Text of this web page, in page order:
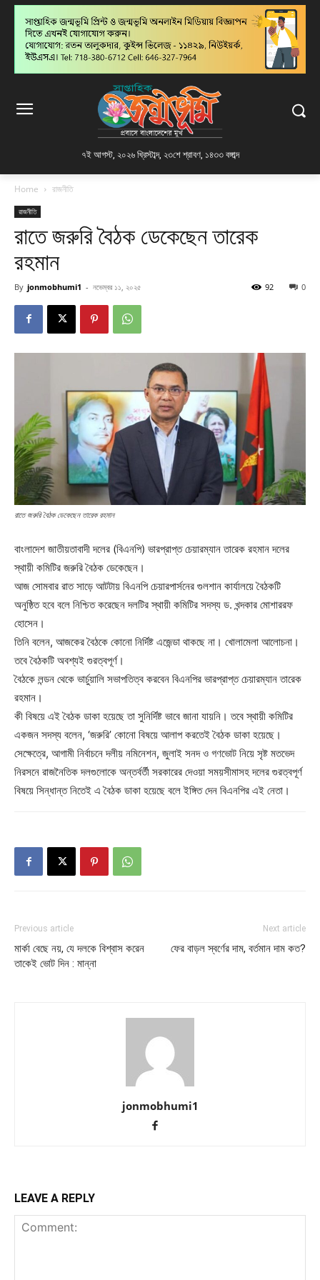
৭ই আগস্ট, ২০২৬ খ্রিস্টাব্দ, ২৩শে শ্রাবণ, ১৪৩৩ বঙ্গাব্দ
Home রাজনীতি
রাজনীতি
রাতে জরুরি বৈঠক ডেকেছেন তারেক
রহমান
By jonmobhumi1 - নভেম্বর ১১, ২০২৫ 0
92
রাতে জরুরি বৈঠক ডেকেছেন তারেক রহমান
বাংলাদেশ জাতীয়তাবাদী দলের (বিএনপি) ভারপ্রাপ্ত চেয়ারম্যান তারেক রহমান দলের
স্থায়ী কমিটির জরুরি বৈঠক ডেকেছেন।
আজ সোমবার রাত সাড়ে আটটায় বিএনপি চেয়ারপার্সনের গুলশান কার্যালয়ে বৈঠকটি
অনুষ্ঠিত হবে বলে নিশ্চিত করেছেন দলটির স্থায়ী কমিটির সদস্য ড. খন্দকার মোশাররফ
হোসেন।
তিনি বলেন, আজকের বৈঠকে কোনো নির্দিষ্ট এজেন্ডা থাকছে না। খোলামেলা আলোচনা।
তবে বৈঠকটি অবশ্যই গুরত্বপূর্ণ।
বৈঠকে লন্ডন থেকে ভার্চুয়ালি সভাপতিত্ব করবেন বিএনপির ভারপ্রাপ্ত চেয়ারম্যান তারেক
রহমান।
কী বিষয়ে এই বৈঠক ডাকা হয়েছে তা সুনির্দিষ্ট ভাবে জানা যায়নি। তবে স্থায়ী কমিটির
একজন সদস্য বলেন, ‘জরুরি’ কোনো বিষয়ে আলাপ করতেই বৈঠক ডাকা হয়েছে।
সেক্ষেত্রে, আগামী নির্বাচনে দলীয় নমিনেশন, জুলাই সনদ ও গণভোট নিয়ে সৃষ্ট মতভেদ
নিরসনে রাজনৈতিক দলগুলোকে অন্তর্বর্তী সরকারের দেওয়া সময়সীমাসহ দলের গুরত্বপূর্ণ
বিষয়ে সিন্ধান্ত নিতেই এ বৈঠক ডাকা হয়েছে বলে ইঙ্গিত দেন বিএনপির এই নেতা।
Previous article
মার্কা বেছে নয়, যে দলকে বিশ্বাস করেন
তাকেই ভোট দিন : মান্না
Next article
ফের বাড়ল স্বর্ণের দাম, বর্তমান দাম কত?
jonmobhumi1
LEAVE A REPLY